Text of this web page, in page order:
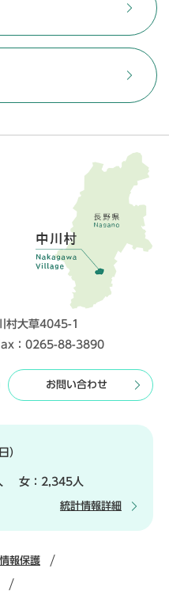
大草4045-1
：0265-88-3890
お問い合わせ
）
女： 2,345人
統計情報詳細
報保護